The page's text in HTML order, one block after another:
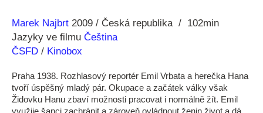
Režie
Marek Najbrt
Rok 2009 Česká republika
102min
Jazyky ve filmu Čeština
ČSFD / Kinobox
Praha 1938. Rozhlasový reportér Emil Vrbata a herečka Hana
tvoří úspěšný mladý pár. Okupace a začátek války však
Židovku Hanu zbaví možnosti pracovat i normálně žít. Emil
využije šanci zachránit a zároveň ovládnout ženin život a dá